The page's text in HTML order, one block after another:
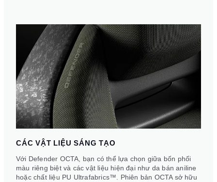
CÁC VẬT LIỆU SÁNG TẠO
Với Defender OCTA, bạn có thể lựa chọn giữa bốn phối
màu riêng biệt và các vật liệu hiện đại như da bán aniline
hoặc chất liệu PU Ultrafabrics™. Phiên bản OCTA sở hữu